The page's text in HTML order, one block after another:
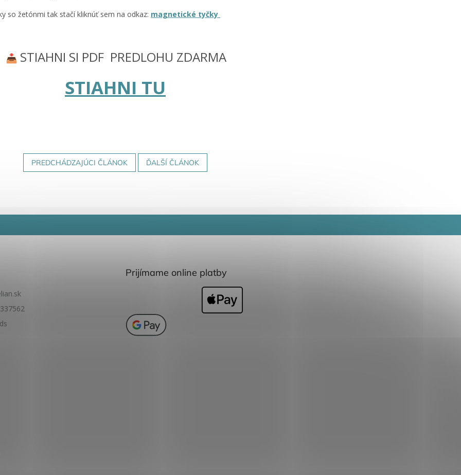
so žetónmi tak stačí kliknúť sem na odkaz: magnetické tyčky
STIAHNI SI PDF PREDLOHU ZDARMA
STIAHNI TU
PREDCHÁDZAJÚCI ČLÁNOK ĎALŠÍ ČLÁNOK
Prijímame online platby